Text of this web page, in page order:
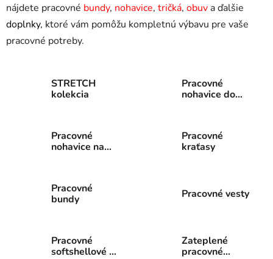
nájdete pracovné bundy, nohavice, tričká, obuv a ďalšie
doplnky, ktoré vám pomôžu kompletnú výbavu pre vaše
pracovné potreby.
STRETCH
kolekcia
Pracovné
nohavice do
Pracovné
nohavice na
Pracovné
kraťasy
Pracovné
bundy
Pracovné vesty
Pracovné
softshellové a
Zateplené
pracovné